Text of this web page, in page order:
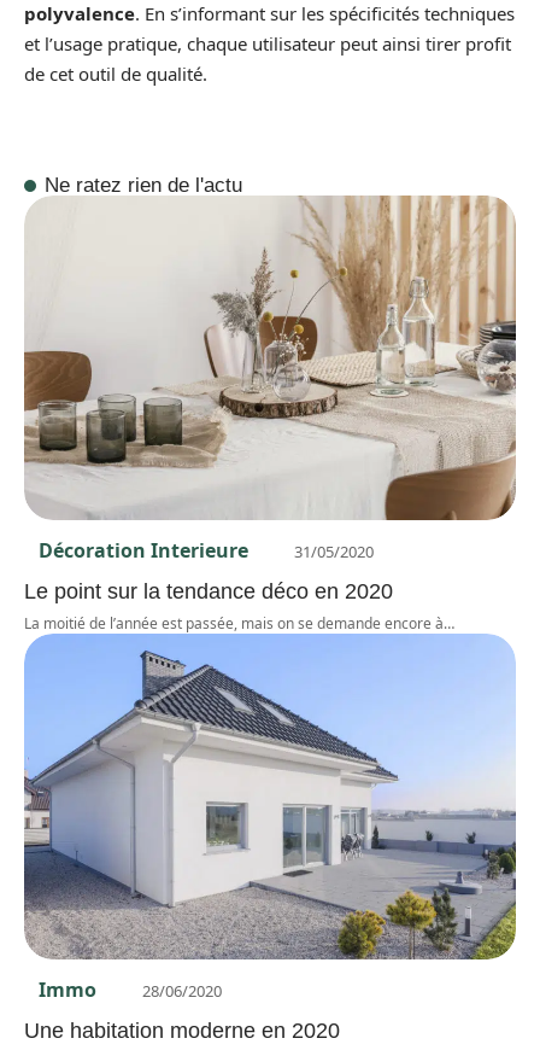
polyvalence. En s’informant sur les spécificités techniques
et l’usage pratique, chaque utilisateur peut ainsi tirer profit
de cet outil de qualité.
Ne ratez rien de l'actu
Décoration Interieure 31/05/2020
Le point sur la tendance déco en 2020
La moitié de l’année est passée, mais on se demande encore à…
Immo 28/06/2020
Une habitation moderne en 2020